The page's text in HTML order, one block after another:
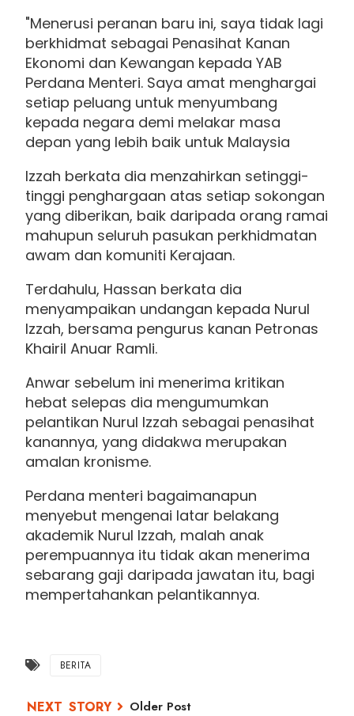
"Menerusi peranan baru ini, saya tidak lagi
berkhidmat sebagai Penasihat Kanan
Ekonomi dan Kewangan kepada YAB
Perdana Menteri. Saya amat menghargai
setiap peluang untuk menyumbang
kepada negara demi melakar masa
depan yang lebih baik untuk Malaysia
Izzah berkata dia menzahirkan setinggi-
tinggi penghargaan atas setiap sokongan
yang diberikan, baik daripada orang ramai
mahupun seluruh pasukan perkhidmatan
awam dan komuniti Kerajaan.
Terdahulu, Hassan berkata dia
menyampaikan undangan kepada Nurul
Izzah, bersama pengurus kanan Petronas
Khairil Anuar Ramli.
Anwar sebelum ini menerima kritikan
hebat selepas dia mengumumkan
pelantikan Nurul Izzah sebagai penasihat
kanannya, yang didakwa merupakan
amalan kronisme.
Perdana menteri bagaimanapun
menyebut mengenai latar belakang
akademik Nurul Izzah, malah anak
perempuannya itu tidak akan menerima
sebarang gaji daripada jawatan itu, bagi
mempertahankan pelantikannya.
BERITA
Older Post